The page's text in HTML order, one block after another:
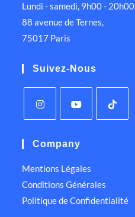
Lundi - samedi, 9h00 - 20h00
88 avenue de Ternes,
75017 Paris
Suivez-Nous
Company
Mentions Légales
Conditions Générales
Politique de Confidentialité